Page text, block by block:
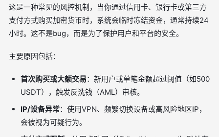
这是一种常见的风控机制，当你通过信用卡、银行卡或第三方
支付方式购买加密货币时，系统会临时冻结资金，通常持续24
小时。这不是bug，而是为了保护用户和平台的安全。
主要原因包括：
首次购买或大额交易：新用户或单笔金额超过阈值（如500
USDT），触发反洗钱（AML）审核。
IP/设备异常：使用VPN、频繁切换设备或高风险地区IP，
会被视为可疑行为。